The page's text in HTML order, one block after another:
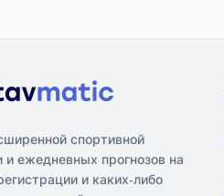
спортивной
и ежедневных прогнозов на
и каких-либо